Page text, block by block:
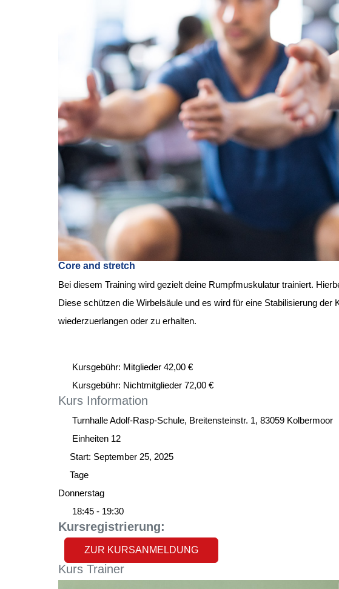
Core and stretch
Bei diesem Training wird gezielt deine Rumpfmuskulatur trainiert.
Diese schützen die Wirbelsäule und es wird für eine Stabilisierung
wiederzuerlangen oder zu erhalten.
Kursgebühr: Mitglieder 42,00 €
Kursgebühr: Nichtmitglieder 72,00 €
Kurs Information
Turnhalle Adolf-Rasp-Schule, Breitensteinstr. 1, 83059 Kolbermoor
Einheiten 12
Start: September 25, 2025
Tage
Donnerstag
18:45 - 19:30
Kursregistrierung:
ZUR KURSANMELDUNG
Kurs Trainer